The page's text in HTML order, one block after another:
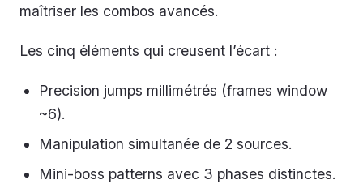
maîtriser les combos avancés.
Les cinq éléments qui creusent l’écart :
Precision jumps millimétrés (frames window
~6).
Manipulation simultanée de 2 sources.
Mini-boss patterns avec 3 phases distinctes.